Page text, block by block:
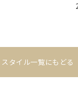
スタイル一覧にもどる